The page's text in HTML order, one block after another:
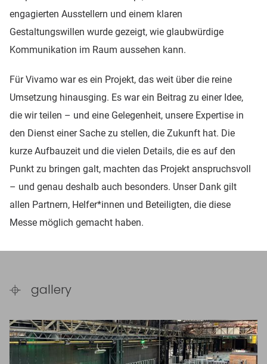
engagierten Ausstellern und einem klaren
Gestaltungswillen wurde gezeigt, wie glaubwürdige
Kommunikation im Raum aussehen kann.
Für Vivamo war es ein Projekt, das weit über die reine
Umsetzung hinausging. Es war ein Beitrag zu einer Idee,
die wir teilen – und eine Gelegenheit, unsere Expertise in
den Dienst einer Sache zu stellen, die Zukunft hat. Die
kurze Aufbauzeit und die vielen Details, die es auf den
Punkt zu bringen galt, machten das Projekt anspruchsvoll
– und genau deshalb auch besonders. Unser Dank gilt
allen Partnern, Helfer*innen und Beteiligten, die diese
Messe möglich gemacht haben.
gallery